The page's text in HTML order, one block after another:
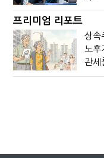
프리미엄 리포트